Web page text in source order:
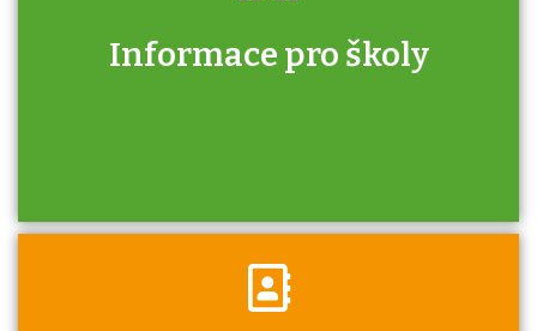
Informace pro školy
Zjistěte, jak se přihlásit ke zkoušce a kde